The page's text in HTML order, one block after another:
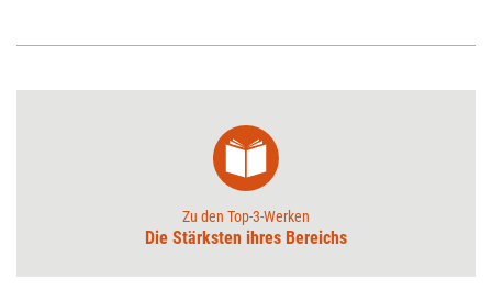
Zu den Top-3-Werken
Die Stärksten ihres Bereichs